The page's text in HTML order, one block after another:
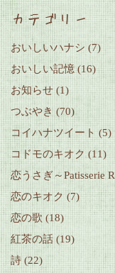
カテゴリー
おいしいハナシ (7)
おいしい記憶 (16)
お知らせ (1)
つぶやき (70)
コイハナツイート (5)
コドモのキオク(11)
恋うさぎ～Patisserie
恋のキオク (7)
恋の歌 (18)
紅茶の話 (19)
詩 (22)